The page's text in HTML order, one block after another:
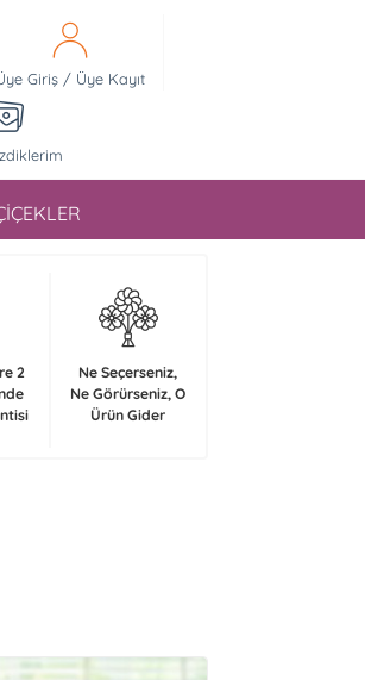
Giriş/ Üye Kayıt
2
Ne Seçerseniz,
Ne Görürseniz, O
Ürün Gider